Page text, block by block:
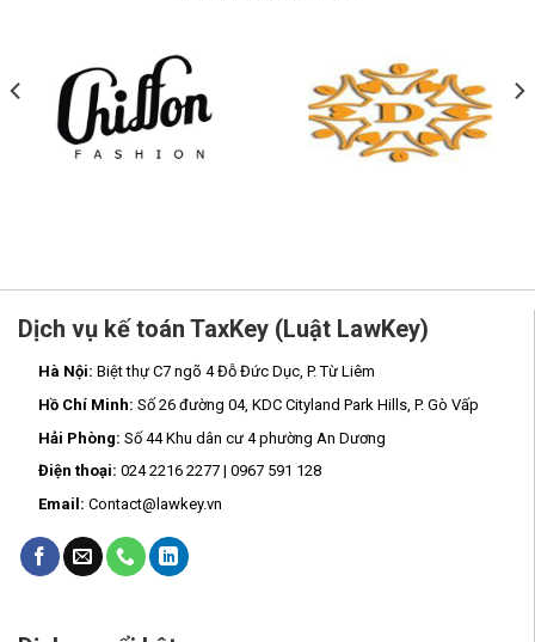
Dịch vụ kế toán TaxKey (Luật LawKey)
Hà Nội: Biệt thự C7 ngõ 4 Đỗ Đức Dục, P. Từ Liêm
Hồ Chí Minh: Số 26 đường 04, KDC Cityland Park Hills, P. Gò Vấp
Hải Phòng: Số 44 Khu dân cư 4 phường An Dương
Điện thoại: 024 2216 2277 | 0967 591 128
Email: Contact@lawkey.vn